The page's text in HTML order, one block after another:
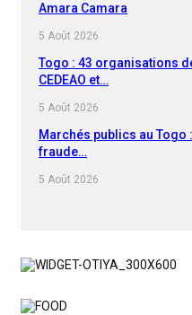
Amara Camara
5 Août 2026
Togo : 43 organisations
CEDEAO et…
5 Août 2026
Marchés publics au Togo
fraude…
5 Août 2026